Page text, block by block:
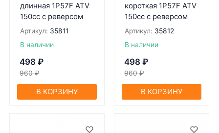
длинная 1P57F ATV
150cc c реверсом
Артикул: 35811
В наличии
498 ₽
960 ₽
В КОРЗИНУ
короткая 1P57F ATV
150cc c реверсом
Артикул: 35812
В наличии
498 ₽
960 ₽
В КОРЗИНУ